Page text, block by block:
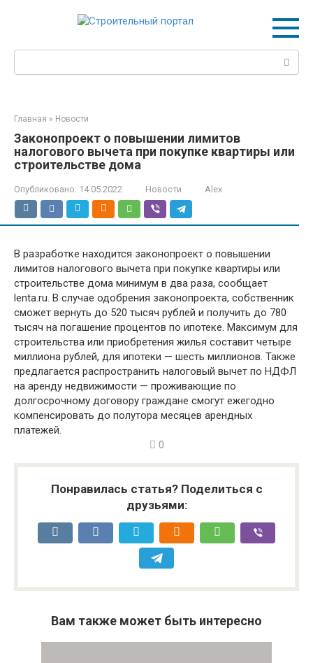
Поиск:
Главная » Новости
Законопроект о повышении лимитов
налогового вычета при покупке квартиры или
строительстве дома
Опубликовано: 14.05.2022 Новости Alex
В разработке находится законопроект о повышении
лимитов налогового вычета при покупке квартиры или
строительстве дома минимум в два раза, сообщает
lenta.ru. В случае одобрения законопроекта, собственник
сможет вернуть до 520 тысяч рублей и получить до 780
тысяч на погашение процентов по ипотеке. Максимум для
строительства или приобретения жилья составит четыре
миллиона рублей, для ипотеки — шесть миллионов. Также
предлагается распространить налоговый вычет по НДФЛ
на аренду недвижимости — проживающие по
долгосрочному договору граждане смогут ежегодно
компенсировать до полутора месяцев арендных
платежей.
0
Понравилась статья? Поделиться с
друзьями:
Вам также может быть интересно